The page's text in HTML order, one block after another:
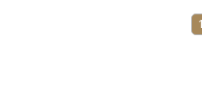
1